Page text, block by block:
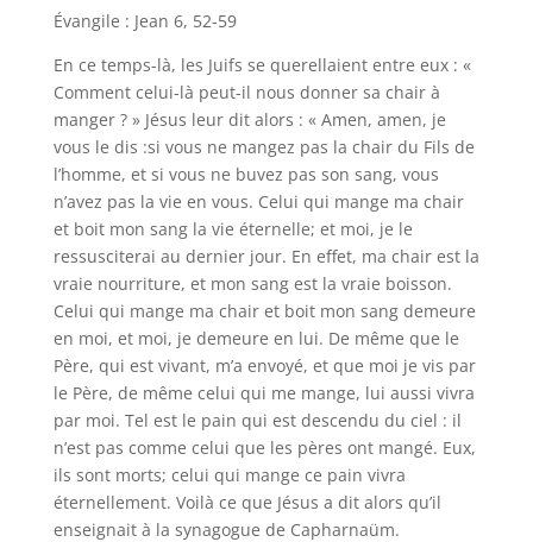
Évangile : Jean 6, 52-59
En ce temps-là, les Juifs se querellaient entre eux : «
Comment celui-là peut-il nous donner sa chair à
manger ? » Jésus leur dit alors : « Amen, amen, je
vous le dis :si vous ne mangez pas la chair du Fils de
l’homme, et si vous ne buvez pas son sang, vous
n’avez pas la vie en vous. Celui qui mange ma chair
et boit mon sang la vie éternelle; et moi, je le
ressusciterai au dernier jour. En effet, ma chair est la
vraie nourriture, et mon sang est la vraie boisson.
Celui qui mange ma chair et boit mon sang demeure
en moi, et moi, je demeure en lui. De même que le
Père, qui est vivant, m’a envoyé, et que moi je vis par
le Père, de même celui qui me mange, lui aussi vivra
par moi. Tel est le pain qui est descendu du ciel : il
n’est pas comme celui que les pères ont mangé. Eux,
ils sont morts; celui qui mange ce pain vivra
éternellement. Voilà ce que Jésus a dit alors qu’il
enseignait à la synagogue de Capharnaüm.